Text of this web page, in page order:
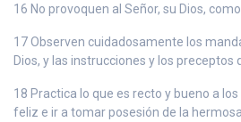
16 No provoquen al Señor, su Dios,
17 Observen cuidadosamente los
Dios, y las instrucciones y los preceptos
18 Practica lo que es recto y bueno a
feliz e ir a tomar posesión de la